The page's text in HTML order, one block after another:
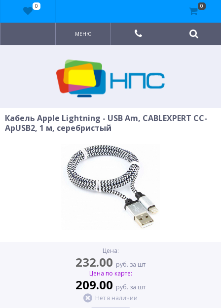
МЕНЮ
Кабель Apple Lightning - USB Am, CABLEXPERT CC-
ApUSB2, 1 м, серебристый
Цена:
232.00 руб. за шт
Цена по карте:
209.00 руб. за шт
Нет в наличии
0 0